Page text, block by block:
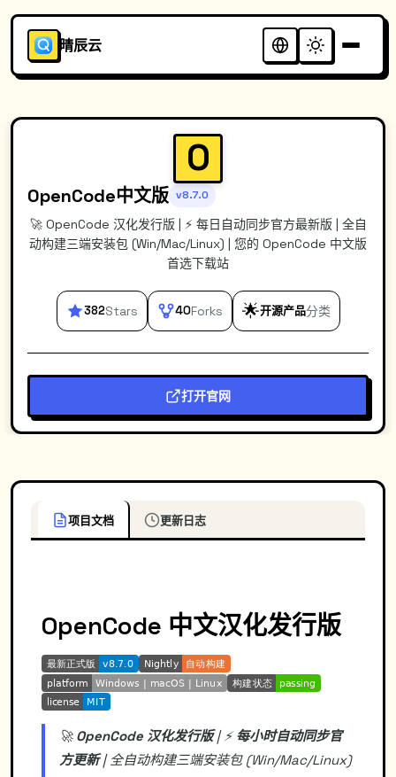
晴辰云
O
OpenCode中文版 v8.7.0
🚀 OpenCode 汉化发行版 | ⚡️ 每日自动同步官方最新版 | 全自
动构建三端安装包 (Win/Mac/Linux) | 您的 OpenCode 中文版
首选下载站
382Stars 40Forks 🌟开源产品分类
打开官网
项目文档 更新日志
OpenCode 中文汉化发行版
🚀 OpenCode 汉化发行版| ⚡️每小时自动同步官
方更新| 全自动构建三端安装包 (Win/Mac/Linux)